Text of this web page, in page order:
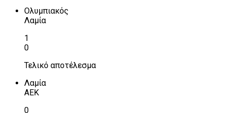
Ολυμπιακός
Λαμία
1
0
Τελικό αποτέλεσμα
Λαμία
ΑΕΚ
0